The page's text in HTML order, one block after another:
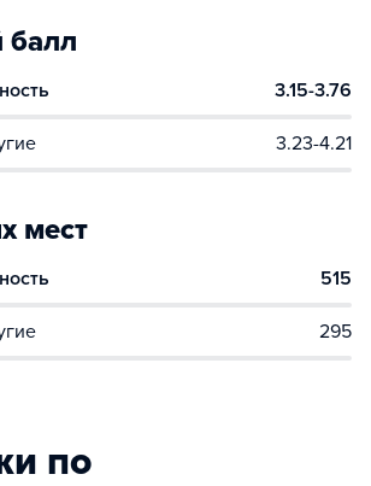
балл
3.15-3.76
3.23-4.21
мест
515
295
по